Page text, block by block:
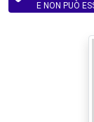
E NON PUÒ